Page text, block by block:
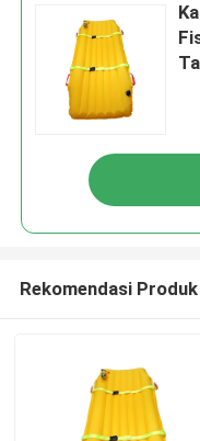
Rekomendasi Produk